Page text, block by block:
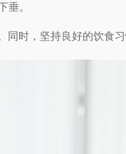
垂。
时，坚持良好的饮食